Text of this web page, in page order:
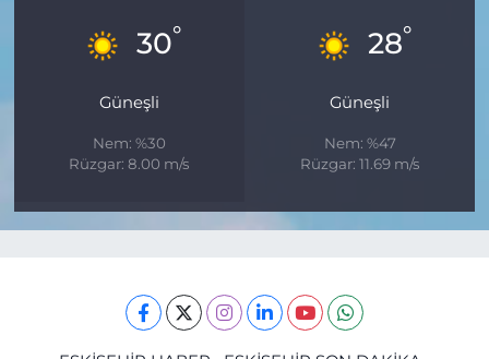
30°
Güneşli
Nem: %30
Rüzgar: 8.00 m/s
28°
Güneşli
Nem: %47
Rüzgar: 11.69 m/s